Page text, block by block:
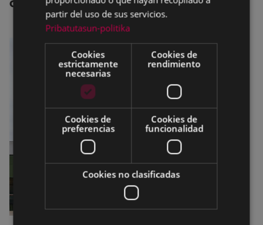
OTRAS NOTICIAS
partir del uso de sus servicios.
Pribatutasun-politika
Cookies
estrictamente
necesarias
Cookies de
rendimiento
Cookies de
preferencias
Cookies de
funcionalidad
Cookies no clasificadas